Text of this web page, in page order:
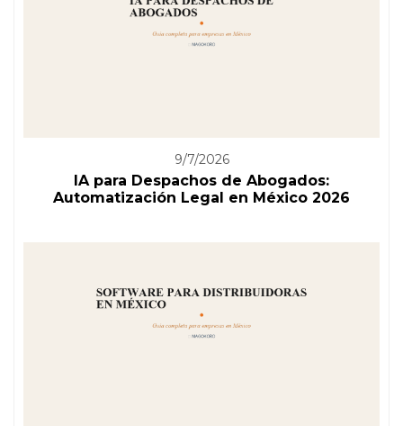
9/7/2026
IA para Despachos de Abogados:
Automatización Legal en México 2026